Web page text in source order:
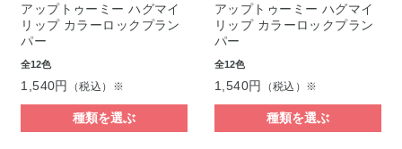
アップトゥーミー ハグマイ
リップ カラーロックプラン
パー
全12色
1,540円 （税込）※
種類を選ぶ
アップトゥーミー ハグマイ
リップ カラーロックプラン
パー
全12色
1,540円 （税込）※
種類を選ぶ